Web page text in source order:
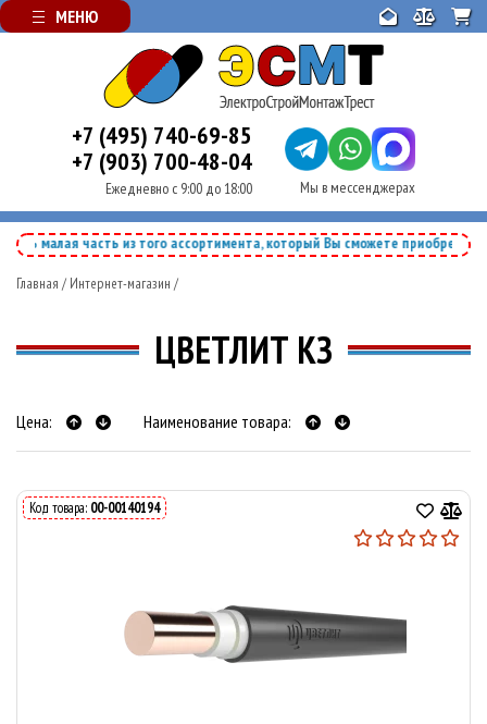
МЕНЮ
+7 (495) 740-69-85
+7 (903) 700-48-04
Ежедневно с 9:00 до 18:00 Мы в мессенджерах
часть из того ассортимента, который Вы сможете приобрести у
Главная / Интернет-магазин /
ЦВЕТЛИТ КЗ
Цена: Наименование товара:
Код товара: 00-00140194